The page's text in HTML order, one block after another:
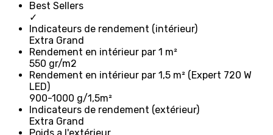
Best Sellers
✓
Indicateurs de rendement (intérieur)
Extra Grand
Rendement en intérieur par 1 m²
550 gr/m2
Rendement en intérieur par 1,5 m² (Expert 720 W
LED)
900-1000 g/1,5m²
Indicateurs de rendement (extérieur)
Extra Grand